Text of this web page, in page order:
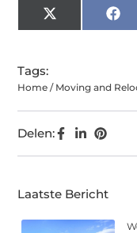
X
(Twitter)
Tags:
Home / Moving and
Delen:
Laatste Bericht